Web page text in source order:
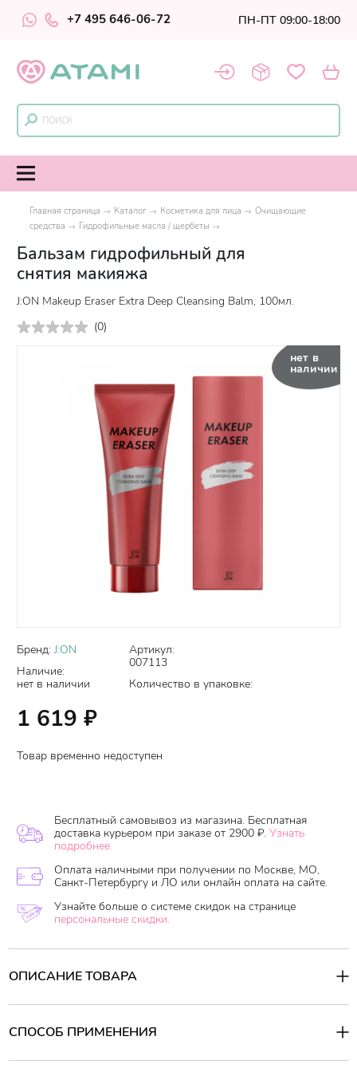
+7 495 646-06-72 ПН-ПТ 09:00-18:00
Главная страница Каталог Косметика для лица
Очищающие
средства
Гидрофильные масла / щербеты
Бальзам гидрофильный для
снятия макияжа
J:ON Makeup Eraser Extra Deep Cleansing Balm, 100мл.
(0)
нет в
наличии
Бренд: J:ON
Наличие:
нет в наличии
Артикул:
007113
Количество в упаковке:
1 619 ₽
Товар временно недоступен
Бесплатный самовывоз из магазина. Бесплатная
доставка курьером при заказе от 2900 ₽. Узнать
подробнее.
Оплата наличными при получении по Москве, МО,
Санкт-Петербургу и ЛО или онлайн оплата на сайте.
Узнайте больше о системе скидок на странице
персональные скидки.
ОПИСАНИЕ ТОВАРА
Гидрофильный бальзам для лица J:ON Makeup Eraser Extra Deep
гидрофильного масла. Такой формат удобен для поездок.
самый стойкий макияж. Благодаря натуральному составу
СПОСОБ ПРИМЕНЕНИЯ
Способ применения: